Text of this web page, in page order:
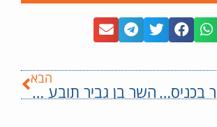
השר בן גביר בכניסה לישיבת הממשלה: "מי שמתנגד להצעה שלנו בעד חיילי צה"ל — למעשה הופך את עצמו למתנגד לציונות".
הבא
השר בן גביר תובע פעיל ה- BDS גלעד שדה, על סך חצי מיליון שקל: "סיפור כוזב והזוי. שדה שם לו למטרה לפגוע בדמויות מרכזיות בימין".